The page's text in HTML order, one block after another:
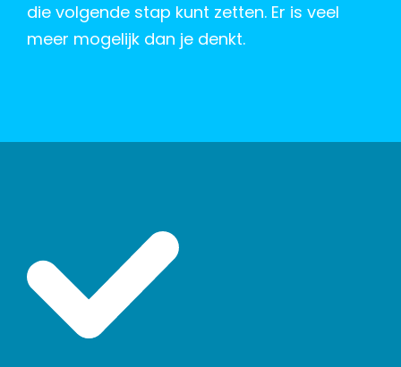
die volgende stap kunt zetten. Er is veel
meer mogelijk dan je denkt.